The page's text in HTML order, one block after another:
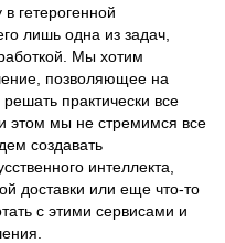
гетерогенной
лишь одна из задач,
Мы хотим
позволяющее на
практически все
этом мы не стремимся все
создавать
интеллекта,
доставки или еще что-то
с этими сервисами и